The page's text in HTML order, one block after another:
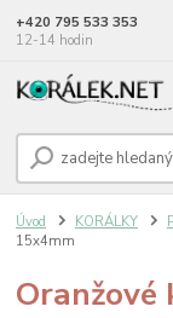
+420 795 533 353
12-14 hodin
Úvod KORÁLKY
15x4mm
Oranžové